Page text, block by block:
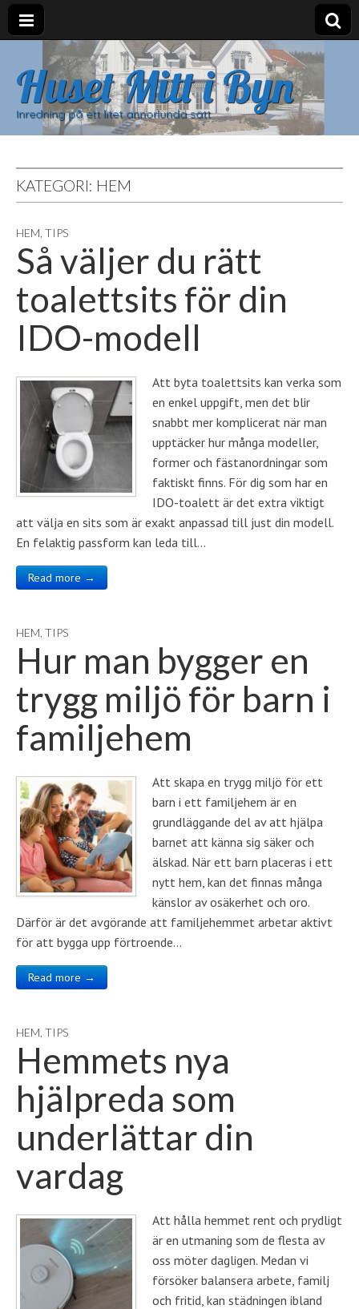
Huset Mitt i Byn
Inredning på ett litet annorlunda sätt
KATEGORI: HEM
HEM TIPS
Så väljer du rätt
toalettsits för din
IDO-modell
Att byta toalettsits kan verka som
en enkel uppgift, men det blir
snabbt mer komplicerat när man
upptäcker hur många modeller,
former och fästanordningar som
faktiskt finns. För dig som har en
IDO-toalett är det extra viktigt
att välja en sits som är exakt anpassad till just din modell.
En felaktig passform kan leda till…
Read more →
HEM TIPS
Hur man bygger en
trygg miljö för barn i
familjehem
Att skapa en trygg miljö för ett
barn i ett familjehem är en
grundläggande del av att hjälpa
barnet att känna sig säker och
älskad. När ett barn placeras i ett
nytt hem, kan det finnas många
känslor av osäkerhet och oro.
Därför är det avgörande att familjehemmet arbetar aktivt
för att bygga upp förtroende…
Read more →
HEM TIPS
Hemmets nya
hjälpreda som
underlättar din
vardag
Att hålla hemmet rent och prydligt
är en utmaning som de flesta av
oss möter dagligen. Medan vi
försöker balansera arbete, familj
och fritid, kan städningen ibland